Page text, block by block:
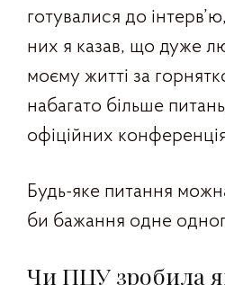
готувалися до
них я казав, що дуже
моєму житті за
набагато більше
офіційних
Будь-яке питання
би бажання одне
Чи ПЦУ зробила